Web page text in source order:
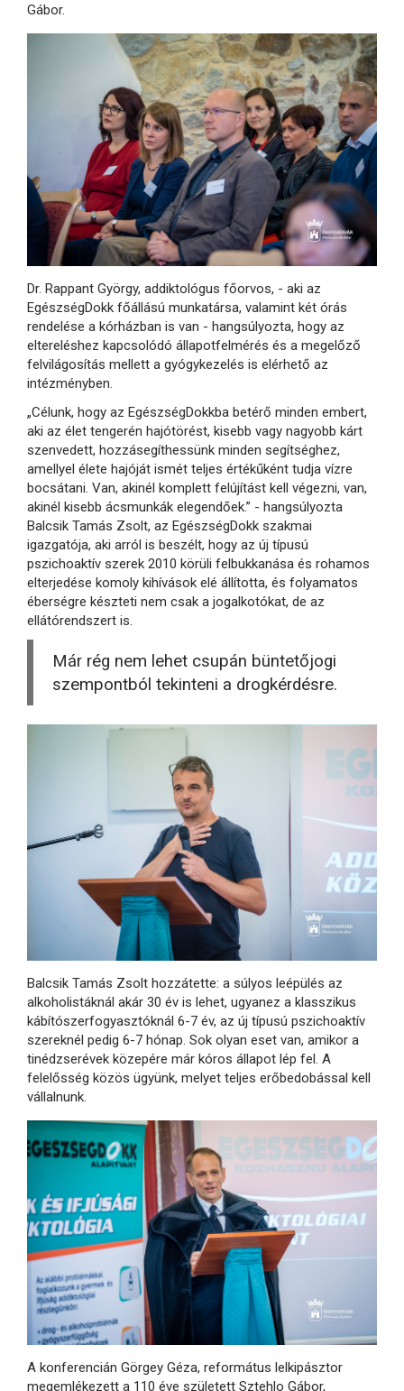
Gábor.
Dr. Rappant György, addiktológus főorvos, - aki az
EgészségDokk főállású munkatársa, valamint két órás
rendelése a kórházban is van - hangsúlyozta, hogy az
eltereléshez kapcsolódó állapotfelmérés és a megelőző
felvilágosítás mellett a gyógykezelés is elérhető az
intézményben.
„Célunk, hogy az EgészségDokkba betérő minden embert,
aki az élet tengerén hajótörést, kisebb vagy nagyobb kárt
szenvedett, hozzásegíthessünk minden segítséghez,
amellyel élete hajóját ismét teljes értékűként tudja vízre
bocsátani. Van, akinél komplett felújítást kell végezni, van,
akinél kisebb ácsmunkák elegendőek.” - hangsúlyozta
Balcsik Tamás Zsolt, az EgészségDokk szakmai
igazgatója, aki arról is beszélt, hogy az új típusú
pszichoaktív szerek 2010 körüli felbukkanása és rohamos
elterjedése komoly kihívások elé állította, és folyamatos
éberségre készteti nem csak a jogalkotókat, de az
ellátórendszert is.
Már rég nem lehet csupán büntetőjogi
szempontból tekinteni a drogkérdésre.
Balcsik Tamás Zsolt hozzátette: a súlyos leépülés az
alkoholistáknál akár 30 év is lehet, ugyanez a klasszikus
kábítószerfogyasztóknál 6-7 év, az új típusú pszichoaktív
szereknél pedig 6-7 hónap. Sok olyan eset van, amikor a
tinédzserévek közepére már kóros állapot lép fel. A
felelősség közös ügyünk, melyet teljes erőbedobással kell
vállalnunk.
A konferencián Görgey Géza, református lelkipásztor
megemlékezett a 110 éve született Sztehlo Gábor,